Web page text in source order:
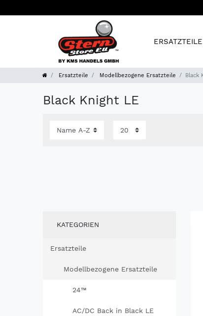
ERSATZTEILE
Ersatzteile Modellbezogene Ersatzteile Black
Black Knight LE
KATEGORIEN
Ersatzteile
Modellbezogene Ersatzteile
24™
AC/DC Back in Black LE